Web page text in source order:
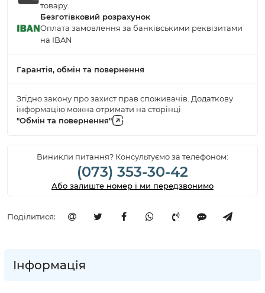
товару.
Безготівковий розрахунок
Оплата замовлення за банківськими реквізитами
на IBAN
Гарантія, обмін та повернення
Згідно закону про захист прав споживачів. Додаткову
інформацію можна отримати на сторінці
"Обмін та повернення"
Виникли питання? Консультуємо за телефоном:
(073) 353-30-42
Або залиште номер і ми передзвонимо
Поділитися:
Інформація